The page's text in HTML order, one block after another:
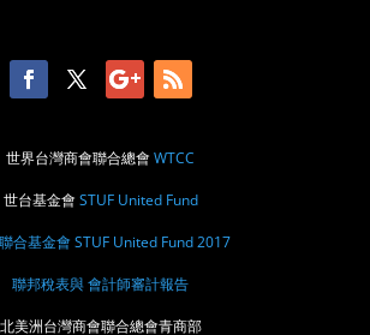
世界台灣商會聯合總會WTCC
世台基金會 STUF United Fund
合基金會 STUF United Fund 2017
聯邦稅表與 會計師審計報告
北美洲台灣商會聯合總會青商部